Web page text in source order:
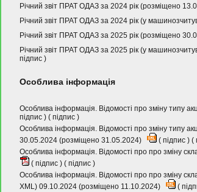
Річний звіт ПРАТ ОДАЗ за 2024 рік (розміщено
Річний звіт ПРАТ ОДАЗ за 2024 рік (у
Річний звіт ПРАТ ОДАЗ за 2025 рік (розміщено
Річний звіт ПРАТ ОДАЗ за 2025 рік (у
підпис )
Особлива інформація
Особлива інформація. Відомості про зміну типу
підпис ) ( підпис )
Особлива інформація. Відомості про зміну типу
30.05.2024 (розміщено 31.05.2024)
( підпис ) (
Особлива інформація. Відомості про про зміну
( підпис ) ( підпис )
Особлива інформація. Відомості про про зміну
XML) 09.10.2024 (розміщено 11.10.2024)
(